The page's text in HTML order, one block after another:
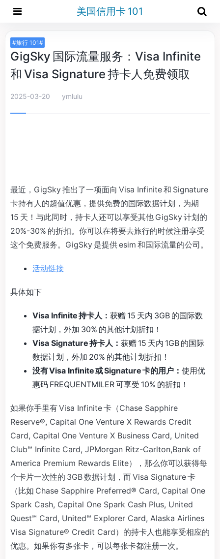
美国信用卡 101
#旅行 101#
GigSky 国际流量服务：Visa Infinite
和 Visa Signature 持卡人免费领取
2025-03-20 ymlulu
最近，GigSky 推出了一项面向 Visa Infinite 和 Signature
卡持有人的超值优惠，提供免费的国际数据计划，为期
15 天！与此同时，持卡人还可以享受其他 GigSky 计划的
20%-30% 的折扣。你可以在将要去旅行的时候注册享受
这个免费服务。GigSky 是提供 esim 和国际流量的公司。
活动链接
具体如下
Visa Infinite 持卡人： 获赠 15 天内 3GB 的国际数
据计划，外加 30% 的其他计划折扣！
Visa Signature 持卡人： 获赠 15 天内 1GB 的国际
数据计划，外加 20% 的其他计划折扣！
没有 Visa Infinite 或 Signature 卡的用户： 使用优
惠码 FREQUENTMILER 可享受 10% 的折扣！
如果你手里有 Visa Infinite 卡（Chase Sapphire
Reserve®, Capital One Venture X Rewards Credit
Card, Capital One Venture X Business Card, United
Club℠ Infinite Card, JPMorgan Ritz-Carlton,Bank of
America Premium Rewards Elite），那么你可以获得每
个卡片一次性的 3GB 数据计划，而 Visa Signature 卡
（比如 Chase Sapphire Preferred® Card, Capital One
Spark Cash, Capital One Spark Cash Plus, United
Quest℠ Card, United℠ Explorer Card, Alaska Airlines
Visa Signature® Credit Card）的持卡人也能享受相应的
优惠。如果你有多张卡，可以每张卡都注册一次。